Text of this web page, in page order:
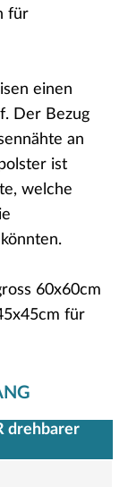
für
einen
Der Bezug
an
ist
welche
60x60cm
für
drehbarer